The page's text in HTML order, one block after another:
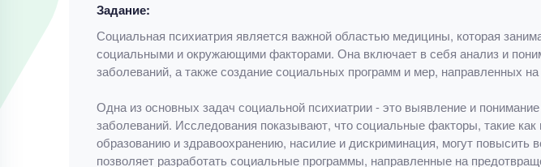
Задание:
Социальная психиатрия является важной областью медицины, которая
социальными и окружающими факторами. Она включает в себя анализ и
заболеваний, а также создание социальных программ и мер, направленных
Одна из основных задач социальной психиатрии - это выявление и
заболеваний. Исследования показывают, что социальные факторы, такие
образованию и здравоохранению, насилие и дискриминация, могут повысить
позволяет разработать социальные программы, направленные на